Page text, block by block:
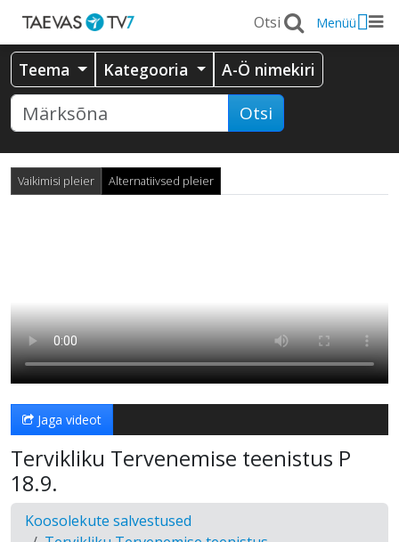
Menüü
Teema Kategooria A-Ö nimekiri
Otsi
Vaikimisi pleier Alternatiivsed pleier
Jaga videot
Tervikliku Tervenemise teenistus P
18.9.
Koosolekute salvestused